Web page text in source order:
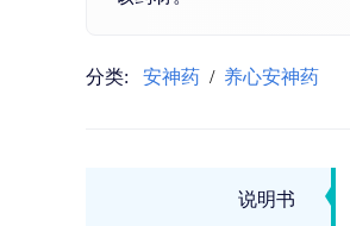
分类: 安神药 / 养心安神药
说明书